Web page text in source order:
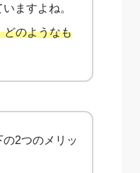
ますよね。
どのようなも
2つのメリッ